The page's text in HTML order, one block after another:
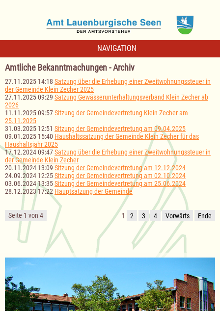
NAVIGATION
Amtliche Bekanntmachungen - Archiv
27.11.2025 14:18 Satzung über die Erhebung einer Zweitwohnungssteuer in
der Gemeinde Klein Zecher 2025
27.11.2025 09:29 Satzung Gewässerunterhaltungsverband Klein Zecher ab
2026
11.11.2025 09:57Sitzung der Gemeindevertretung Klein Zecher am
25.11.2025
31.03.2025 12:51 Sitzung der Gemeindevertretung am 09.04.2025
09.01.2025 15:40 Haushaltssatzung der Gemeinde Klein Zecher für das
Haushaltsjahr 2025
17.12.2024 09:47Satzung über die Erhebung einer Zweitwohnungssteuer in
der Gemeinde Klein Zecher
20.11.2024 13:09 Sitzung der Gemeindevertretung am 12.12.2024
24.09.2024 12:25Sitzung der Gemeindevertretung am 02.10.2024
03.06.2024 13:35Sitzung der Gemeindevertretung am 25.06.2024
28.12.2023 17:22 Hauptsatzung der Gemeinde
Seite 1 von 4 1 2 3 4 Vorwärts Ende